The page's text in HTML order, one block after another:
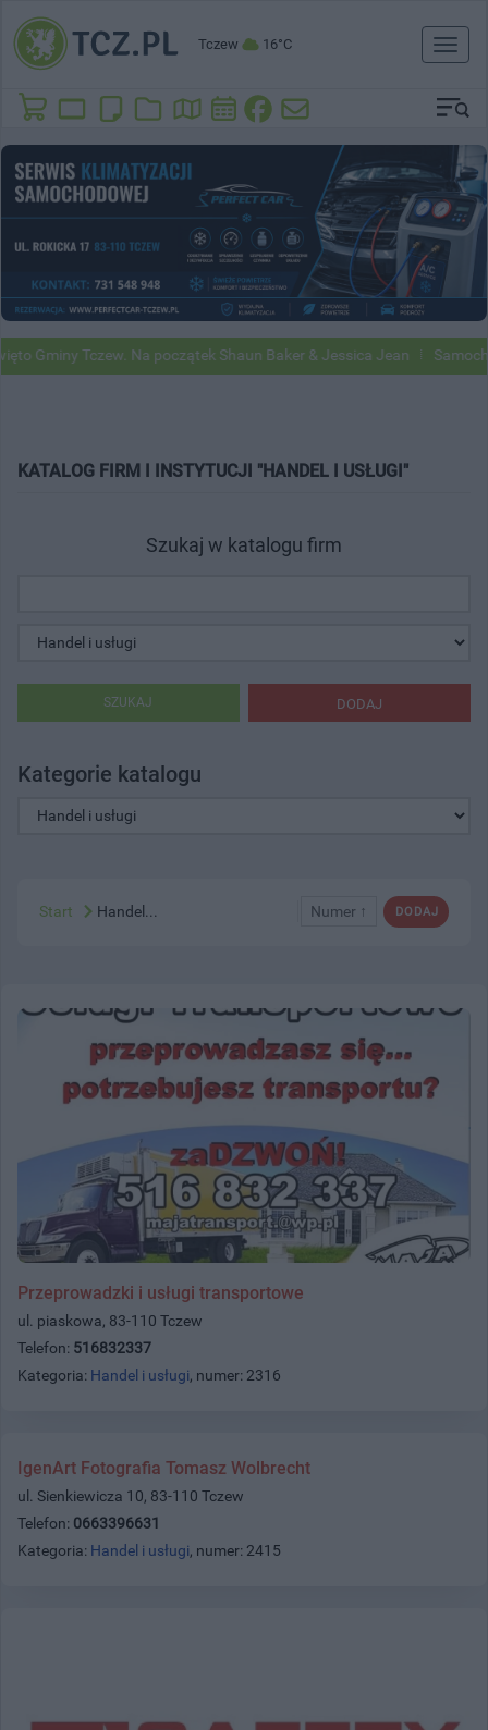
Tczew 16°C
Toggle
Tczew. Na początek Shaun Baker & Jessica Jean Samochody
KATALOG FIRM I INSTYTUCJI "HANDEL I USŁUGI"
Szukaj w katalogu firm
DODAJ
SZUKAJ
Kategorie katalogu
DODAJ
Numer ↑
Start Handel...
Przeprowadzki i usługi transportowe
ul. piaskowa, 83-110 Tczew
Telefon: 516832337
Kategoria: Handel i usługi, numer: 2316
IgenArt Fotografia Tomasz Wolbrecht
ul. Sienkiewicza 10, 83-110 Tczew
Telefon: 0663396631
Kategoria: Handel i usługi, numer: 2415